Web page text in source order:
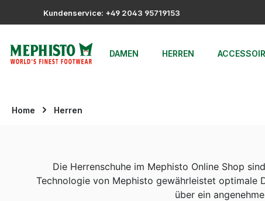
Hauptinhalt springen
Zur Suche springen
Zur Hauptnavigation springen
Kundenservice: +49 2043 95719153
DAMEN HERREN
Home Herren
Die Herrenschuhe im Mephisto Online Shop
Technologie von Mephisto gewährleistet optimale
über ein